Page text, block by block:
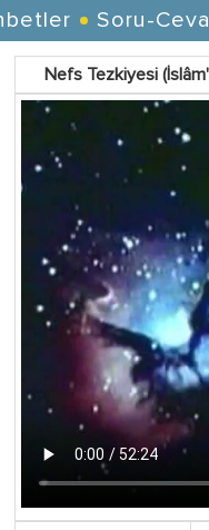
Soru-
Nefs Tezkiyesi